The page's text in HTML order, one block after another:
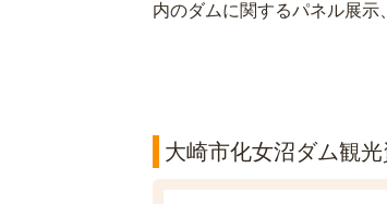
内のダムに関するパネル展示
大崎市化女沼ダム観